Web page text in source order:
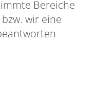
Bereiche
wir eine